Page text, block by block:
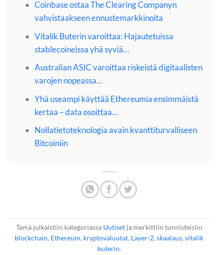
Coinbase ostaa The Clearing Companyn
vahvistaakseen ennustemarkkinoita
Vitalik Buterin varoittaa: Hajautetuissa
stablecoineissa yhä syviä…
Australian ASIC varoittaa riskeistä digitaalisten
varojen nopeassa…
Yhä useampi käyttää Ethereumia ensimmäistä
kertaa – data osoittaa…
Nollatietoteknologia avain kvanttiturvalliseen
Bitcoiniin
Tämä julkaistiin kategoriassa Uutisetja merkittiin tunnisteisiin
blockchain, Ethereum, kryptovaluutat, Layer-2, skaalaus, vitalik
buterin.